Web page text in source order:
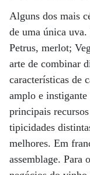
Alguns dos mais
de uma única uva.
Petrus, merlot;
arte de combinar
características de
amplo e instigante
principais
tipicidades
melhores. Em
assemblage. Para